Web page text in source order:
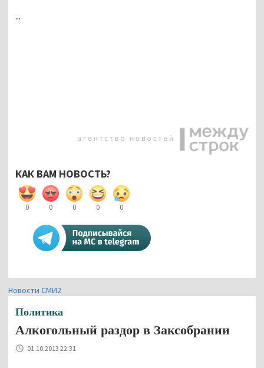
...
КАК ВАМ НОВОСТЬ?
0 0 0 0 0
Новости СМИ2
Политика
Алкогольный раздор в Заксобрании
01.10.2013 22:31